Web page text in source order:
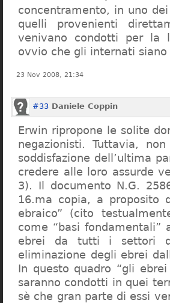
concentramento, in uno
quelli provenienti
venivano condotti per la
ovvio che gli internati
23 Nov 2008, 21:34
#33 Daniele Coppin
Erwin ripropone le solite
negazionisti. Tuttavia,
soddisfazione dell’ultima
credere alle loro assurde
3). Il documento N.G.
16.ma copia, a proposito
ebraico” (cito
come “basi fondamentali”
ebrei da tutti i settori
eliminazione degli ebrei
In questo quadro “gli
saranno condotti in quei
sè che gran parte di essi